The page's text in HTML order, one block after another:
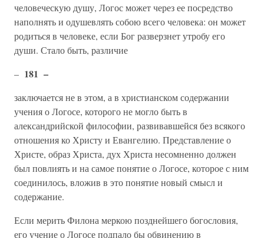
человеческую душу, Логос может через ее посредство
наполнять и одушевлять собою всего человека: он может
родиться в человеке, если Бог разверзнет утробу его
души. Стало быть, различие
– 181 –
заключается не в этом, а в христианском содержании
учения о Логосе, которого не могло быть в
александрийской философии, развивавшейся без всякого
отношения ко Христу и Евангелию. Представление о
Христе, образ Христа, дух Христа несомненно должен
был повлиять и на самое понятие о Логосе, которое с ним
соединилось, вложив в это понятие новый смысл и
содержание.
Если мерить Филона меркою позднейшего богословия,
его учение о Логосе подпало бы обвинению в